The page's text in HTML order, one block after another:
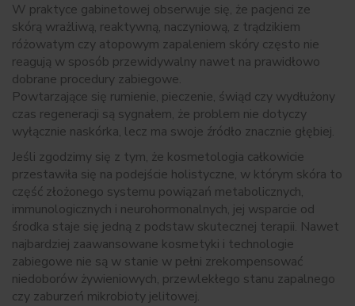
W praktyce gabinetowej obserwuje się, że pacjenci ze
skórą wrażliwą, reaktywną, naczyniową, z trądzikiem
różowatym czy atopowym zapaleniem skóry często nie
reagują w sposób przewidywalny nawet na prawidłowo
dobrane procedury zabiegowe.
Powtarzające się rumienie, pieczenie, świąd czy wydłużony
czas regeneracji są sygnałem, że problem nie dotyczy
wyłącznie naskórka, lecz ma swoje źródło znacznie głębiej.
Jeśli zgodzimy się z tym, że kosmetologia całkowicie
przestawiła się na podejście holistyczne, w którym skóra to
część złożonego systemu powiązań metabolicznych,
immunologicznych i neurohormonalnych, jej wsparcie od
środka staje się jedną z podstaw skutecznej terapii. Nawet
najbardziej zaawansowane kosmetyki i technologie
zabiegowe nie są w stanie w pełni zrekompensować
niedoborów żywieniowych, przewlekłego stanu zapalnego
czy zaburzeń mikrobioty jelitowej.